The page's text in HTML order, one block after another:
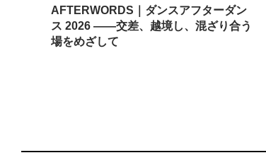
AFTERWORDS｜ダンスアフターダン
ス 2026 ——交差、越境し、混ざり合う
場をめざして